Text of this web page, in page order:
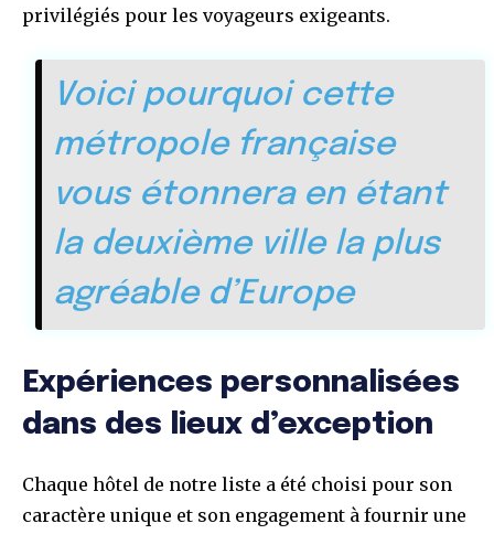
privilégiés pour les voyageurs exigeants.
Voici pourquoi cette
métropole française
vous étonnera en étant
la deuxième ville la plus
agréable d’Europe
Expériences personnalisées
dans des lieux d’exception
Chaque hôtel de notre liste a été choisi pour son
caractère unique et son engagement à fournir une